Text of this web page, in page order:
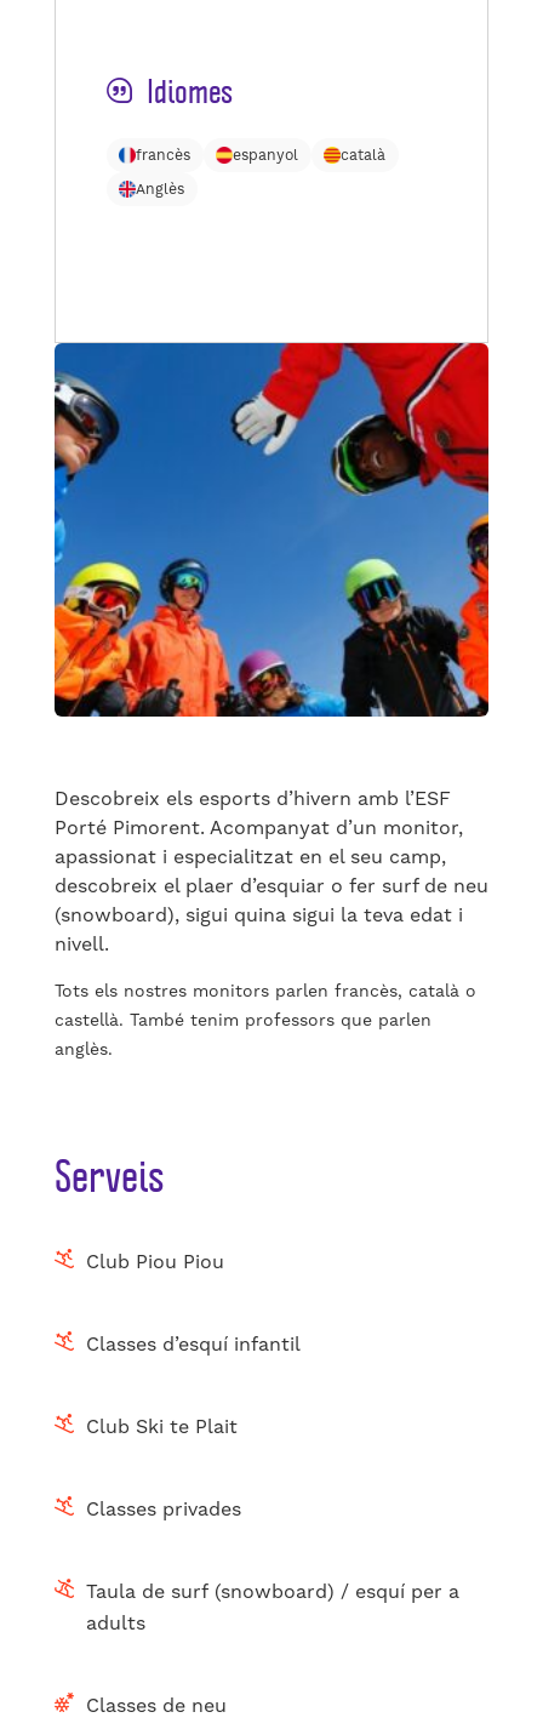
Descobreix els esports d’hivern amb l’ESF
Porté Pimorent. Acompanyat d’un monitor,
apassionat i especialitzat en el seu camp,
descobreix el plaer d’esquiar o fer surf de neu
(snowboard), sigui quina sigui la teva edat i
nivell.
Tots els nostres monitors parlen francès, català o
castellà. També tenim professors que parlen
anglès.
Serveis
Club Piou Piou
Classes d’esquí infantil
Club Ski te Plait
Classes privades
Taula de surf (snowboard) / esquí per a
adults
Classes de neu
Idiomes
francès espanyol
català
Anglès